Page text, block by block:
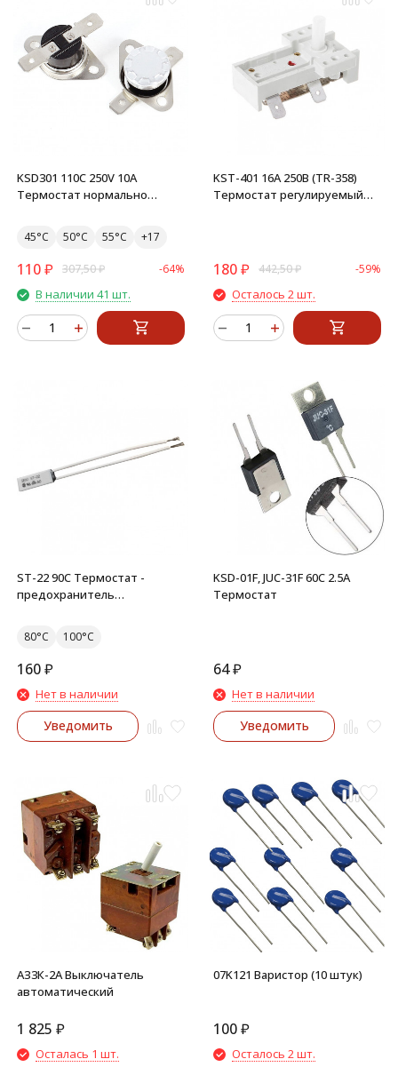
KSD301 110C 250V 10A
Термостат нормально
45°C 50°C 55°C
110₽ 307,50₽ -64%
В наличии 41 шт.
KST-401 16A 250В (TR-358)
Термостат регулируемый
180₽ 442,50₽ -59%
Осталось 2 шт.
ST-22 90C Термостат -
предохранитель
80°C 100°C
160₽
Нет в наличии
Уведомить
KSD-01F, JUC-31F 60C 2.5A
Термостат
64₽
Нет в наличии
Уведомить
АЗ3К-2А Выключатель
автоматический
1 825 ₽
Осталась 1 шт.
07K121 Варистор (10 штук)
100₽
Осталось 2 шт.